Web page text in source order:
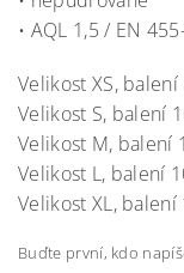
• AQL 1,5 / EN
Velikost XS,
Velikost S, balení
Velikost M,
Velikost L, balení
Velikost XL,
Buďte první, kdo